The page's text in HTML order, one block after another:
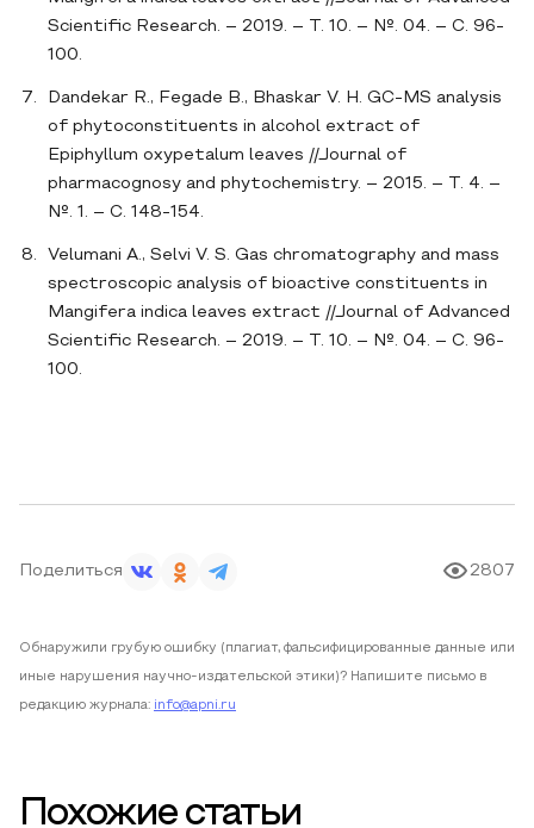
Scientific Research. – 2019. – Т. 10. – №. 04. – С. 96-
100.
Dandekar R., Fegade B., Bhaskar V. H. GC-MS analysis
of phytoconstituents in alcohol extract of
Epiphyllum oxypetalum leaves //Journal of
pharmacognosy and phytochemistry. – 2015. – Т. 4. –
№. 1. – С. 148-154.
Velumani A., Selvi V. S. Gas chromatography and mass
spectroscopic analysis of bioactive constituents in
Mangifera indica leaves extract //Journal of Advanced
Scientific Research. – 2019. – Т. 10. – №. 04. – С. 96-
100.
Поделиться 2807
Обнаружили грубую ошибку (плагиат, фальсифицированные данные или
иные нарушения научно-издательской этики)? Напишите письмо в
редакцию журнала: info@apni.ru
Похожие статьи